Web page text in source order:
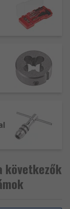
következők